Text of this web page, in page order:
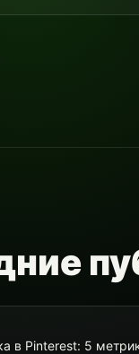
в Pinterest: 5